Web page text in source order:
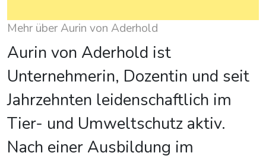
Mehr über Aurin von Aderhold
Aurin von Aderhold ist
Unternehmerin, Dozentin und seit
Jahrzehnten leidenschaftlich im
Tier- und Umweltschutz aktiv.
Nach einer Ausbildung im